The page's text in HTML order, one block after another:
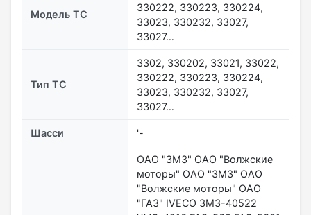
Модель ТС
330222, 330223, 330224,
33023, 330232, 33027,
33027…
Тип ТС
3302, 330202, 33021, 33022,
330222, 330223, 330224,
33023, 330232, 33027,
33027…
Шасси '-
ОАО "ЗМЗ" ОАО "Волжские
моторы" ОАО "ЗМЗ" ОАО
"Волжские моторы" ОАО
"ГАЗ" IVECO ЗМЗ-40522